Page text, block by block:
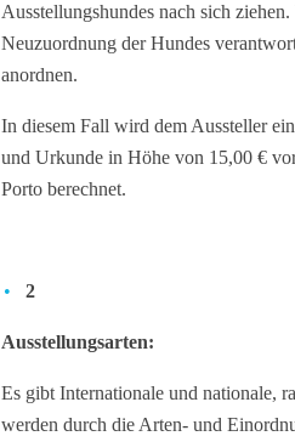
Ausstellungshundes nach sich
Neuzuordnung der Hundes
anordnen.
In diesem Fall wird dem Aussteller
und Urkunde in Höhe von 15,00 €
Porto berechnet.
2
Ausstellungsarten:
Es gibt Internationale und nationale,
werden durch die Arten- und